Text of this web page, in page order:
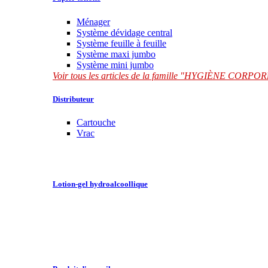
Ménager
Système dévidage central
Système feuille à feuille
Système maxi jumbo
Système mini jumbo
Voir tous les articles de la famille "HYGIÈNE
Distributeur
Cartouche
Vrac
Lotion-gel hydroalcoollique